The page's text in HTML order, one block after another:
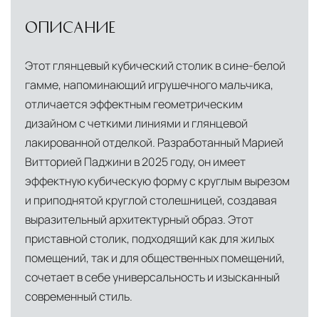
Дистанционная оплата по QR-коду через
Индивидуальные условия для крупных
проектов, включая оплату по банковской
гарантии
Прямая доставка из Европы
Италии, откуда осуществляется прямое
снабжение мебелью, дверными конструкциями
и осветительными приборами. Это позволяет
нам гарантировать качество товара на всех
этапах транспортировки и исключить
посредников.
Собственные складские комплексы
Мы
располагаем принадлежащими нам
складскими объектами в Москве, где хранятся
товары в надлежащих климатических
условиях. Наличие собственной
инфраструктуры позволяет сократить сроки
доставки и обеспечить полный контроль над
ОПИСАНИЕ
Этот глянцевый кубический столик в сине-белой
гамме, напоминающий игрушечного мальчика,
отличается эффектным геометрическим
дизайном с четкими линиями и глянцевой
лакированной отделкой. Разработанный Марией
Витторией Паджини в 2025 году, он имеет
эффектную кубическую форму с круглым вырезом
и приподнятой круглой столешницей, создавая
выразительный архитектурный образ. Этот
приставной столик, подходящий как для жилых
помещений, так и для общественных помещений,
сочетает в себе универсальность и изысканный
современный стиль.